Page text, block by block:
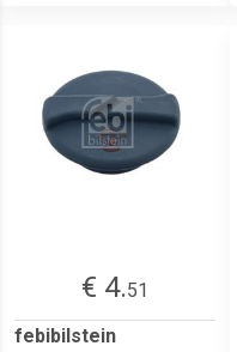
€ 4.51
febibilstein